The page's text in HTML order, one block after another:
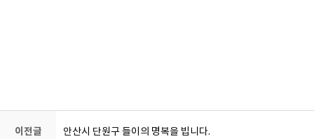
이전글 안산시 단원구 들이의 명복을 빕니다.